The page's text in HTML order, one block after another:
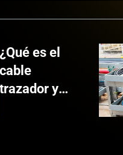
¿Qué es el
cable
trazador y